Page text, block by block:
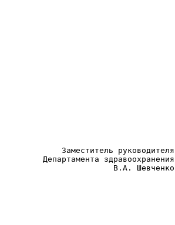
Заместитель руководителя
Департамента здравоохранения
В.А. Шевченко